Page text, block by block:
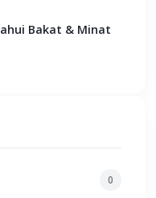
Bakat & Minat
0